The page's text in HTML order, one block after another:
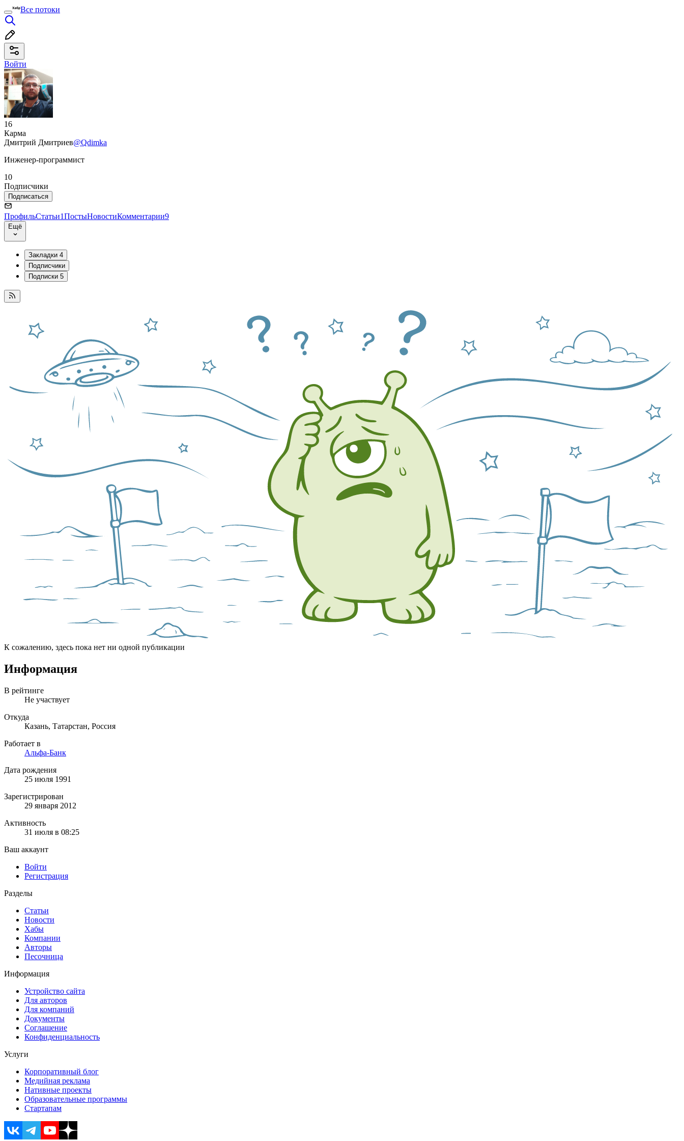
Все потоки
Войти
16
Карма
Дмитрий Дмитриев@Qdimka
Инженер-программист
10
Подписчики
Подписаться
ПрофильСтатьи1ПостыНовостиКомментарии9
Ещё
Закладки 4
Подписчики
Подписки 5
К сожалению, здесь пока нет ни одной публикации
Информация
В рейтинге
Не участвует
Откуда
Казань, Татарстан, Россия
Работает в
Альфа-Банк
Дата рождения
25 июля 1991
Зарегистрирован
29 января 2012
Активность
31 июля в 08:25
Ваш аккаунт
Войти
Регистрация
Разделы
Статьи
Новости
Хабы
Компании
Авторы
Песочница
Информация
Устройство сайта
Для авторов
Для компаний
Документы
Соглашение
Конфиденциальность
Услуги
Корпоративный блог
Медийная реклама
Нативные проекты
Образовательные программы
Стартапам